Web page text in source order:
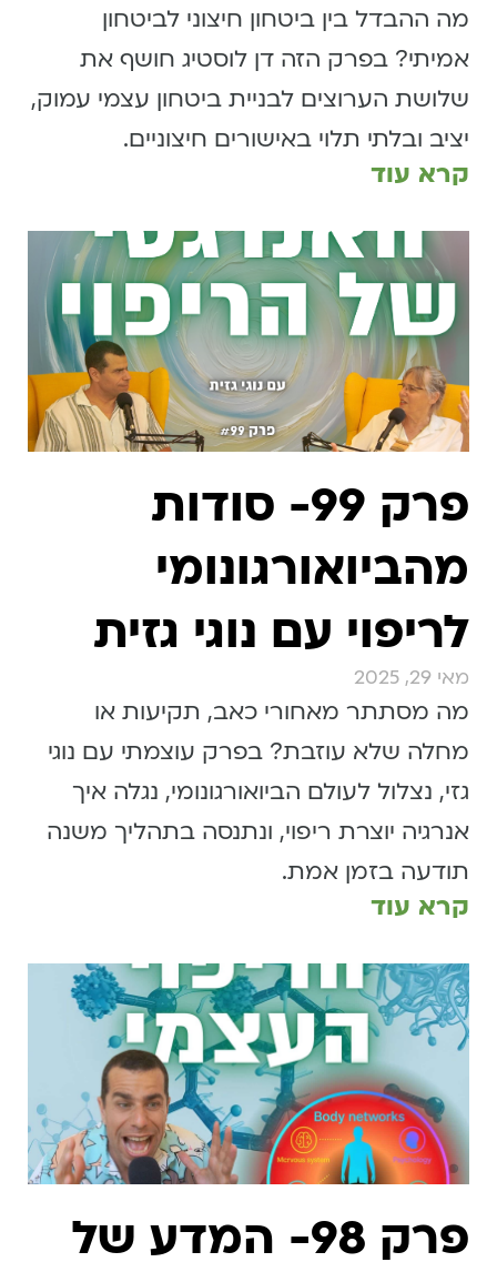
מה ההבדל בין ביטחון חיצוני לביטחון
אמיתי? בפרק הזה דן לוסטיג חושף את
שלושת הערוצים לבניית ביטחון עצמי עמוק,
יציב ובלתי תלוי באישורים חיצוניים.
קרא עוד
פרק 99- סודות
מהביואורגונומי
לריפוי עם נוגי גזית
מאי 29, 2025
מה מסתתר מאחורי כאב, תקיעות או
מחלה שלא עוזבת? בפרק עוצמתי עם נוגי
גזי, נצלול לעולם הביואורגונומי, נגלה איך
אנרגיה יוצרת ריפוי, ונתנסה בתהליך משנה
תודעה בזמן אמת.
קרא עוד
פרק 98- המדע של